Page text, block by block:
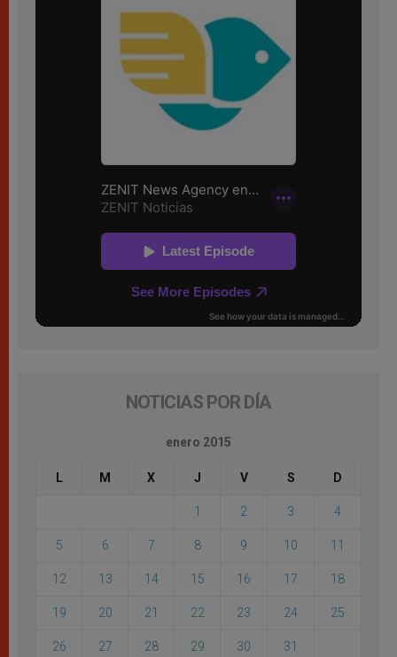
NOTICIAS POR DÍA
enero 2015
L M X J V S D
1 2 3 4
5 6 7 8 9 10 11
12 13 14 15 16 17 18
19 20 21 22 23 24 25
26 27 28 29 30 31